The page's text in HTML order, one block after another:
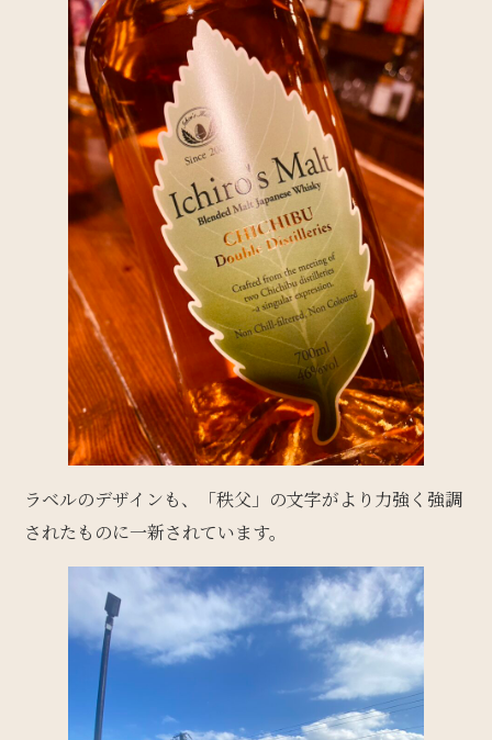
ラベルのデザインも、「秩父」の文字がより力強く強調
されたものに一新されています。